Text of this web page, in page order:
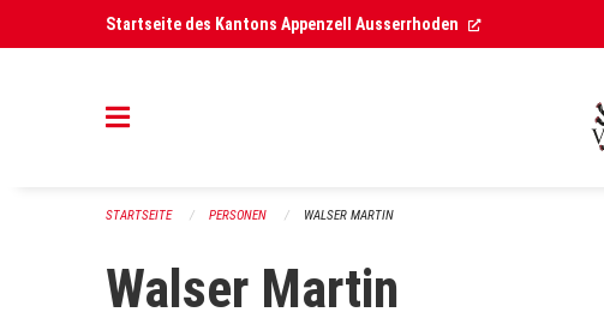
Navigation überspringenStartseite des Kantons Appenzell Ausserrhoden (External Link)
STARTSEITE PERSONEN WALSER MARTIN
Walser Martin